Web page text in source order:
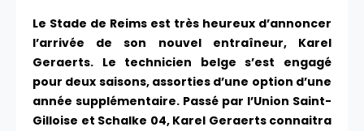
Le Stade de Reims est très heureux d’annoncer
l’arrivée de son nouvel entraîneur, Karel
Geraerts. Le technicien belge s’est engagé
pour deux saisons, assorties d’une option d’une
année supplémentaire. Passé par l’Union Saint-
Gilloise et Schalke 04, Karel Geraerts connaitra